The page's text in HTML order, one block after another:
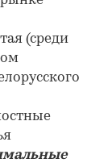
(среди